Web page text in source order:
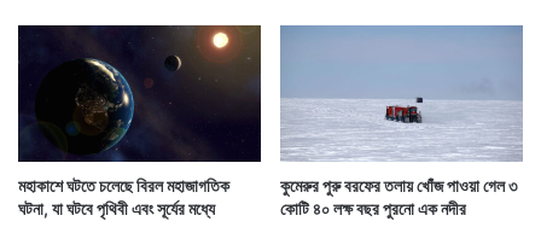
র্বা
মহাকাশে ঘটতে চলেছে বিরল মহাজাগতিক
ঘটনা, যা ঘটবে পৃথিবী এবং সূর্যের মধ্যে
কুমেরুর পুরু বরফের তলায় খোঁজ পাওয়া গেল ৩
কোটি ৪০ লক্ষ বছর পুরনো এক নদীর